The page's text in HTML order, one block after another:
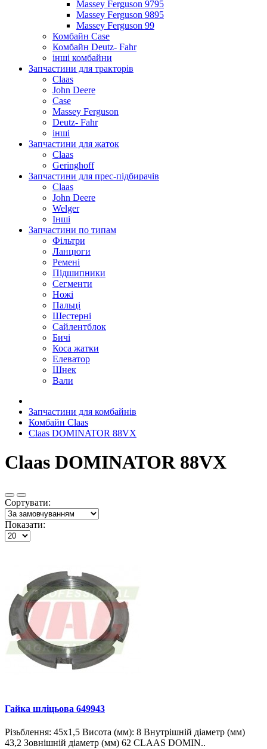
Massey Ferguson 9795
Massey Ferguson 9895
Massey Ferguson 99
Комбайн Case
Комбайн Deutz- Fahr
інші комбайни
Запчастини для тракторів
Claas
John Deere
Case
Massey Ferguson
Deutz- Fahr
інші
Запчастини для жаток
Claas
Geringhoff
Запчастини для прес-підбирачів
Claas
John Deere
Welger
Інші
Запчастини по типам
Фільтри
Ланцюги
Ремені
Підшипники
Сегменти
Ножі
Пальці
Шестерні
Сайлентблок
Бичі
Коса жатки
Елеватор
Шнек
Вали
Запчастини для комбайнів
Комбайн Claas
Claas DOMINATOR 88VX
Claas DOMINATOR 88VX
Сортувати:
Показати:
Гайка шліцьова 649943
Різьблення: 45x1,5 Висота (мм): 8 Внутрішній діаметр (мм)
43,2 Зовнішній діаметр (мм) 62 CLAAS DOMIN..